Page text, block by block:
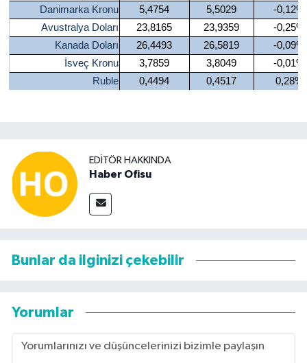
Danimarka Kronu
5,4754 5,5029
-0,12%
Avustralya Doları
23,8165 23,9359
-0,25%
Kanada Doları
26,4493 26,5819
-0,09%
İsveç Kronu
3,7859 3,8049
-0,01%
Ruble
0,4494 0,4517 0,28%
EDITÖR HAKKINDA
Haber Ofisu
Bunlar da ilginizi çekebilir
Yorumlar